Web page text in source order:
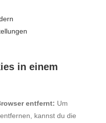
in einem
entfernt: Um
kannst du die